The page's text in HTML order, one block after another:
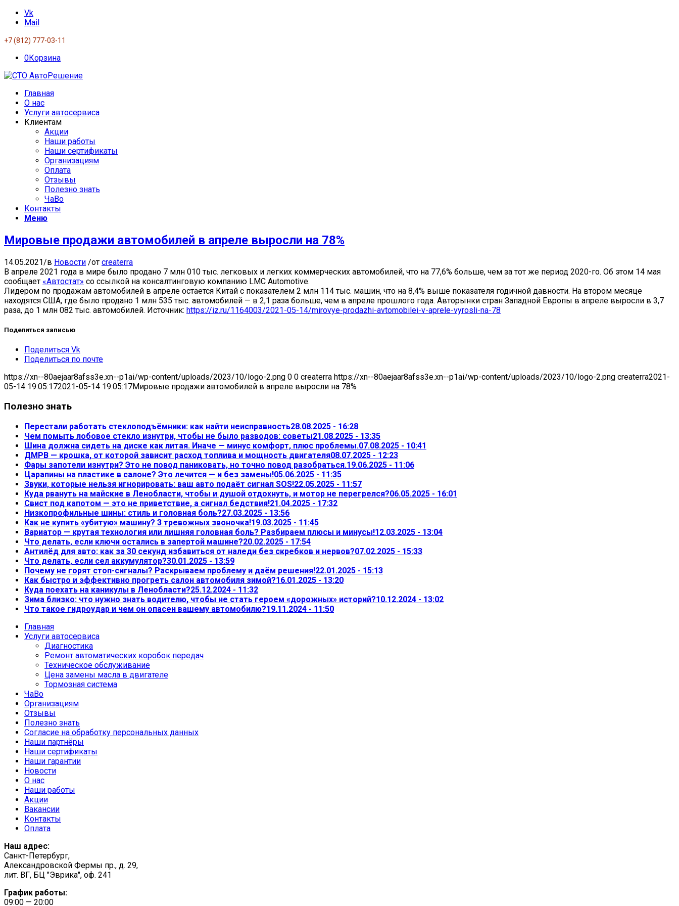
Vk
Mail
+7 (812) 777-03-11
0Корзина
Главная
О нас
Услуги автосервиса
Клиентам
Акции
Наши работы
Наши сертификаты
Организациям
Оплата
Отзывы
Полезно знать
ЧаВо
Контакты
Меню
Мировые продажи автомобилей в апреле выросли на 78%
14.05.2021/в Новости /от createrra
В апреле 2021 года в мире было продано 7 млн 010 тыс. легковых и легких коммерческих автомобилей, что на 77,6% больше, чем за тот же период 2020-го. Об этом 14 мая
сообщает «Автостат» со ссылкой на консалтинговую компанию LMC Automotive.
Лидером по продажам автомобилей в апреле остается Китай с показателем 2 млн 114 тыс. машин, что на 8,4% выше показателя годичной давности. На втором месяце
находятся США, где было продано 1 млн 535 тыс. автомобилей — в 2,1 раза больше, чем в апреле прошлого года. Авторынки стран Западной Европы в апреле выросли в 3,7
раза, до 1 млн 082 тыс. автомобилей. Источник: https://iz.ru/1164003/2021-05-14/mirovye-prodazhi-avtomobilei-v-aprele-vyrosli-na-78
Поделиться записью
Поделиться Vk
Поделиться по почте
https://xn--80aejaar8afss3e.xn--p1ai/wp-content/uploads/2023/10/logo-2.png 0 0 createrra https://xn--80aejaar8afss3e.xn--p1ai/wp-content/uploads/2023/10/logo-2.png createrra2021-
05-14 19:05:172021-05-14 19:05:17Мировые продажи автомобилей в апреле выросли на 78%
Полезно знать
Перестали работать стеклоподъёмники: как найти неисправность28.08.2025 - 16:28
Чем помыть лобовое стекло изнутри, чтобы не было разводов: советы21.08.2025 - 13:35
Шина должна сидеть на диске как литая. Иначе — минус комфорт, плюс проблемы.07.08.2025 - 10:41
ДМРВ — крошка, от которой зависит расход топлива и мощность двигателя08.07.2025 - 12:23
Фары запотели изнутри? Это не повод паниковать, но точно повод разобраться.19.06.2025 - 11:06
Царапины на пластике в салоне? Это лечится — и без замены!05.06.2025 - 11:35
Звуки, которые нельзя игнорировать: ваш авто подаёт сигнал SOS!22.05.2025 - 11:57
Куда рвануть на майские в Ленобласти, чтобы и душой отдохнуть, и мотор не перегрелся?06.05.2025 - 16:01
Свист под капотом — это не приветствие, а сигнал бедствия!21.04.2025 - 17:32
Низкопрофильные шины: стиль и головная боль?27.03.2025 - 13:56
Как не купить «убитую» машину? 3 тревожных звоночка!19.03.2025 - 11:45
Вариатор — крутая технология или лишняя головная боль? Разбираем плюсы и минусы!12.03.2025 - 13:04
Что делать, если ключи остались в запертой машине?20.02.2025 - 17:54
Антилёд для авто: как за 30 секунд избавиться от наледи без скребков и нервов?07.02.2025 - 15:33
Что делать, если сел аккумулятор?30.01.2025 - 13:59
Почему не горят стоп-сигналы? Раскрываем проблему и даём решения!22.01.2025 - 15:13
Как быстро и эффективно прогреть салон автомобиля зимой?16.01.2025 - 13:20
Куда поехать на каникулы в Ленобласти?25.12.2024 - 11:32
Зима близко: что нужно знать водителю, чтобы не стать героем «дорожных» историй?10.12.2024 - 13:02
Что такое гидроудар и чем он опасен вашему автомобилю?19.11.2024 - 11:50
Главная
Услуги автосервиса
Диагностика
Ремонт автоматических коробок передач
Техническое обслуживание
Цена замены масла в двигателе
Тормозная система
ЧаВо
Организациям
Отзывы
Полезно знать
Согласие на обработку персональных данных
Наши партнёры
Наши сертификаты
Наши гарантии
Новости
О нас
Наши работы
Акции
Вакансии
Контакты
Оплата
Наш адрес:
Санкт-Петербург,
Александровской Фермы пр., д. 29,
лит. ВГ, БЦ "Эврика", оф. 241
График работы:
09:00 — 20:00